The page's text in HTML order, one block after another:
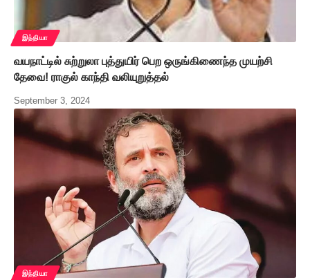
இந்தியா
வயநாட்டில் சுற்றுலா புத்துயிர் பெற ஒருங்கிணைந்த முயற்சி
தேவை! ராகுல் காந்தி வலியுறுத்தல்
September 3, 2024
இந்தியா